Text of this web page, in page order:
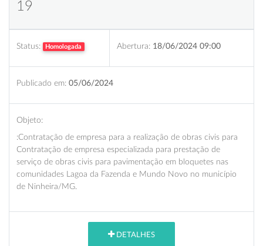
19
Status: Homologada Abertura: 18/06/2024 09:00
Publicado em: 05/06/2024
Objeto:
:Contratação de empresa para a realização de obras civis para
Contratação de empresa especializada para prestação de
serviço de obras civis para pavimentação em bloquetes nas
comunidades Lagoa da Fazenda e Mundo Novo no município
de Ninheira/MG.
DETALHES